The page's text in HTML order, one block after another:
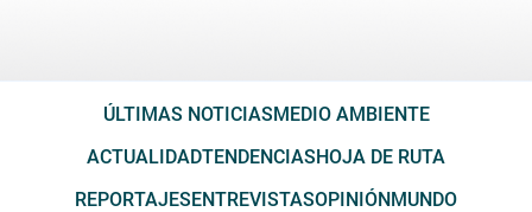
ÚLTIMAS NOTICIASMEDIO AMBIENTE
ACTUALIDADTENDENCIASHOJA DE RUTA
REPORTAJESENTREVISTASOPINIÓNMUNDO